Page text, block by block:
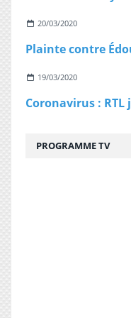
20/03/2020
19/03/2020
PROGRAMME TV